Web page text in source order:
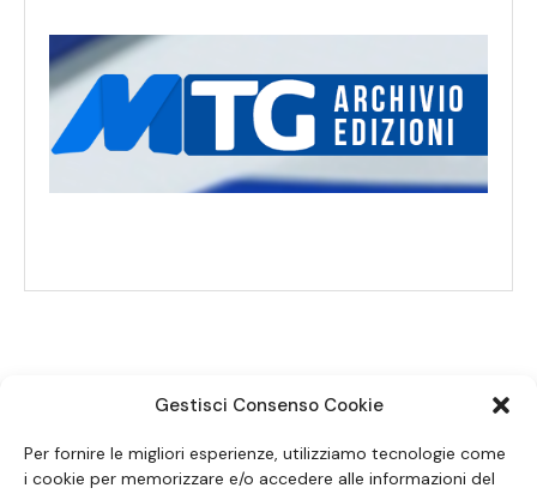
Gestisci Consenso Cookie
Per fornire le migliori esperienze, utilizziamo tecnologie come
i cookie per memorizzare e/o accedere alle informazioni del
SEGUICI SUI SOCIAL